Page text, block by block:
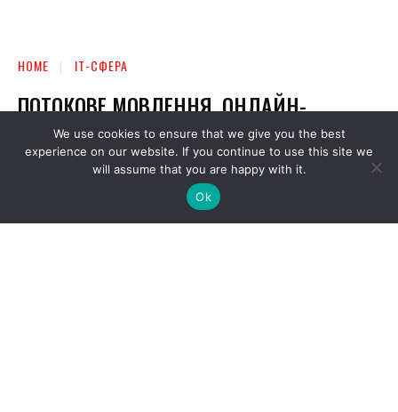
We use cookies to ensure that we give you the best
experience on our website. If you continue to use this site we
will assume that you are happy with it.
Ok